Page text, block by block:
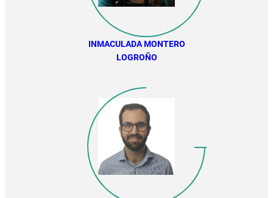
INMACULADA MONTERO
LOGROÑO